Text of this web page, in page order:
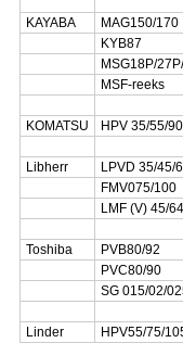
KAYABA
MAG150/170
KYB87
MSG18P/
MSF-reeks
KOMATSU HPV 35/55/
Libherr
LPVD 35/45/
FMV075/100
LMF (V) 45/
Toshiba
PVB80/92
PVC80/90
SG 015/02/
Linder
HPV55/75/